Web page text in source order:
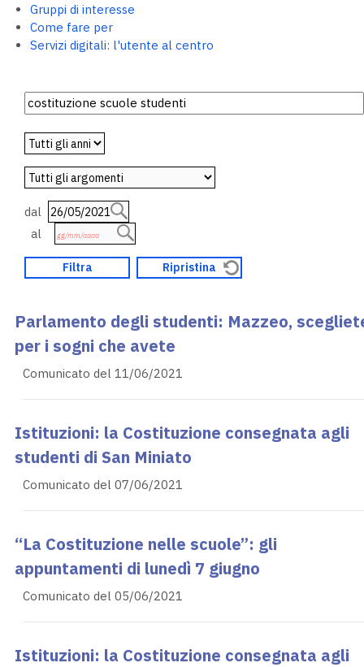
Gruppi di interesse
Come fare per
Servizi digitali: l'utente al centro
dal
al
Parlamento degli studenti: Mazzeo,
per i sogni che avete
Comunicato del 11/06/2021
Istituzioni: la Costituzione consegnata agli
studenti di San Miniato
Comunicato del 07/06/2021
“La Costituzione nelle scuole”: gli
appuntamenti di lunedì 7 giugno
Comunicato del 05/06/2021
Istituzioni: la Costituzione consegnata agli